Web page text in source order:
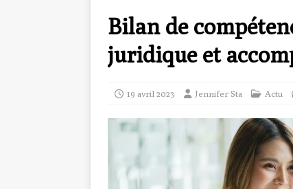
Bilan de
juridique et
19 avril 2023 Jennifer Sta Actu